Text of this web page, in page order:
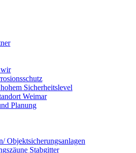
wir
Sicherheitslevel
Weimar
Planung
Objektsicherungsanlagen
Stabgitter